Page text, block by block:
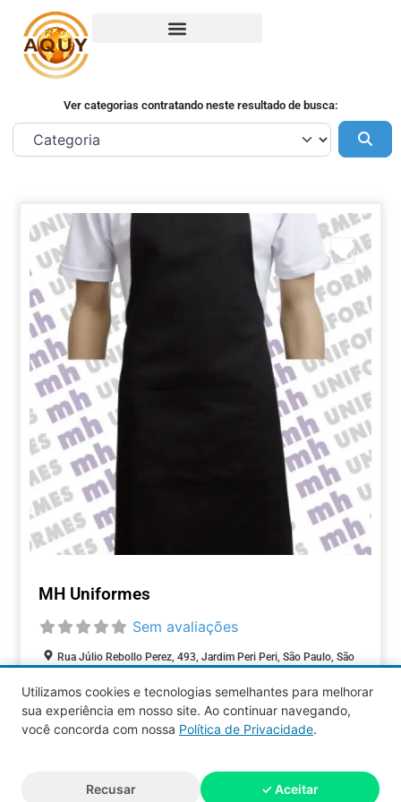
Ver categorias contratando neste resultado de busca:
MH Uniformes
Sem avaliações
Rua Júlio Rebollo Perez, 493, Jardim Peri Peri, São Paulo, São
COMÉRCIOS
reservados.
Utilizamos cookies e tecnologias semelhantes para melhorar
sua experiência em nosso site. Ao continuar navegando,
você concorda com nossa Política de Privacidade.
Recusar ✓ Aceitar